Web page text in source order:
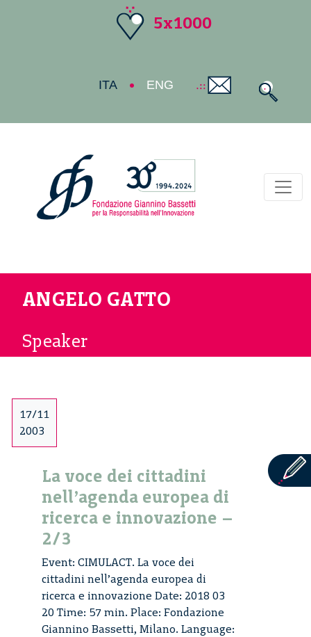
5x1000
ITA ENG
ANGELO GATTO
Speaker
17/11
2003
La voce dei cittadini
nell’agenda europea di
ricerca e innovazione –
2/3
Event: CIMULACT. La voce dei
cittadini nell’agenda europea di
ricerca e innovazione Date: 2018 03
20 Time: 57 min. Place: Fondazione
Giannino Bassetti, Milano. Language: